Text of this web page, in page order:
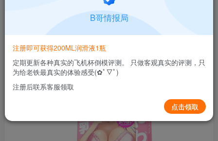
日本Aivrobta极生乳高仿真慢玩级飞机杯测评报告
5个月前发布
B哥情报局
注册即可获得200ML润滑液1瓶
定期更新各种真实的飞机杯倒模评测。 只做客观真实的评测，只
为给老铁最真实的体验感受(✿ﾟ▽ﾟ)
注册后联系客服领取
点击领取